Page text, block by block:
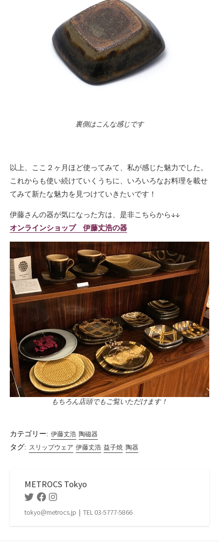
裏側はこんな感じです
以上、ここ２ヶ月ほど使ってみて、私が感じた魅力でした。
これからも使い続けていくうちに、いろいろなお料理を載せ
てみて新たな魅力を見つけていきたいです！
伊藤さんの器が気になった方は、是非こちらから↓↓
オンラインショップ 伊藤丈浩の器
もちろん店頭でもご覧いただけます！
カテゴリー: 伊藤丈浩 陶磁器
タグ: スリップウェア 伊藤丈浩 益子焼 陶器
METROCS Tokyo
TwitterFacebookInstagram
tokyo@metrocs.jp｜TEL 03-5777-5866